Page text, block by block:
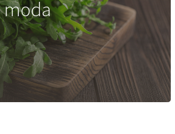
moda